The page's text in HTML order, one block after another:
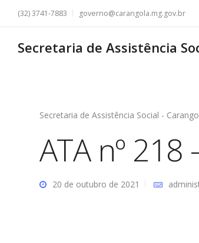
(32) 3741-7883 governo@carangola.mg.gov.br
Secretaria de Assistência
Secretaria de Assistência Social -
ATA nº 218
20 de outubro de 2021